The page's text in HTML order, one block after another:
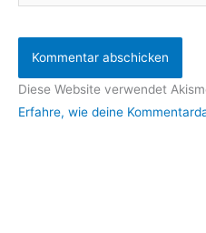
Diese Website verwendet
Erfahre, wie deine